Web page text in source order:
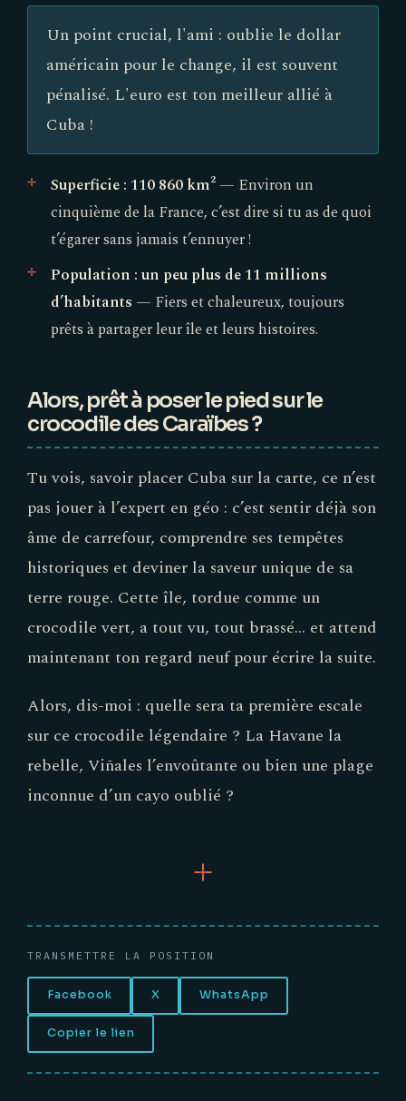
Un point crucial, l'ami : oublie le dollar
américain pour le change, il est souvent
pénalisé. L'euro est ton meilleur allié à
Cuba !
Superficie : 110 860 km²— Environ un
cinquième de la France, c’est dire si tu as de quoi
t’égarer sans jamais t’ennuyer !
Population : un peu plus de 11 millions
d’habitants — Fiers et chaleureux, toujours
prêts à partager leur île et leurs histoires.
Alors, prêt à poser le pied sur le
crocodile des Caraïbes ?
Tu vois, savoir placer Cuba sur la carte, ce n’est
pas jouer à l’expert en géo : c’est sentir déjà son
âme de carrefour, comprendre ses tempêtes
historiques et deviner la saveur unique de sa
terre rouge. Cette île, tordue comme un
crocodile vert, a tout vu, tout brassé… et attend
maintenant ton regard neuf pour écrire la suite.
Alors, dis-moi : quelle sera ta première escale
sur ce crocodile légendaire ? La Havane la
rebelle, Viñales l’envoûtante ou bien une plage
inconnue d’un cayo oublié ?
TRANSMETTRE LA POSITION
Facebook X WhatsApp
Copier le lien